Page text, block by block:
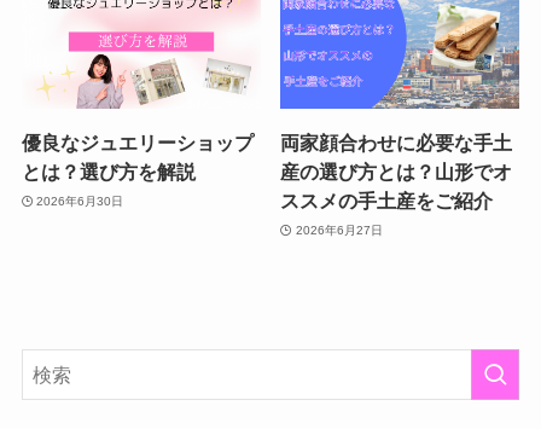
優良なジュエリーショップ
とは？選び方を解説
2026年6月30日
両家顔合わせに必要な手土
産の選び方とは？山形でオ
ススメの手土産をご紹介
2026年6月27日